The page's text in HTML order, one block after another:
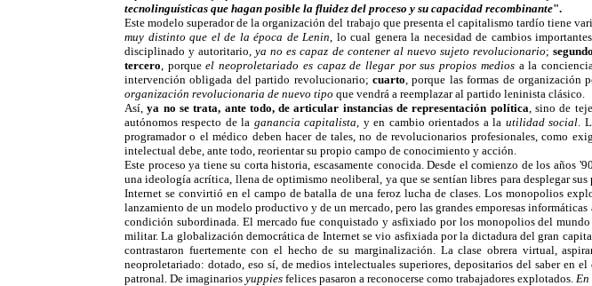
tecnolinguísticas que hagan posible la fluidez del proceso y su capacidad recombinante".
Este modelo superador de la organización del trabajo que presenta el capitalismo tardío tiene
muy distinto que el de la época de Lenin , lo cual genera la necesidad de cambios
disciplinado y autoritario,ya no es capaz de contener al nuevo sujeto revolucionario; segundo
tercero , porqueel neoproletariado es capaz de llegar por sus propios mediosa la
intervención obligada del partido revolucionario; cuarto , porque las formas de
organización revolucionaria de nuevo tipo que vendrá a reemplazar al partido leninista clásico.
Así,ya no se trata, ante todo, de articular instancias de representación política , sino de
autónomos respecto de la ganancia capitalista , y en cambio orientados a la utilidad social .
programador o el médico deben hacer de tales, no de revolucionarios profesionales, como
intelectual debe, ante todo, reorientar su propio campo de conocimiento y acción.
Este proceso ya tiene su corta historia, escasamente conocida. Desde el comienzo de los
una ideología acrítica, llena de optimismo neoliberal, ya que se sentían libres para desplegar
Internet se convirtió en el campo de batalla de una feroz lucha de clases. Los monopolios
lanzamiento de un modelo productivo y de un mercado, pero las grandes emporesas
condición subordinada. El mercado fue conquistado y asfixiado por los monopolios del
militar. La globalización democrática de Internet se vio asfixiada por la dictadura del gran
contrastaron fuertemente con el hecho de su marginalización. La clase obrera virtual,
neoproletariado: dotado, eso sí, de medios intelectuales superiores, depositarios del saber en
patronal. De imaginarios yuppies felices pasaron a reconocerse como trabajadores explotados.